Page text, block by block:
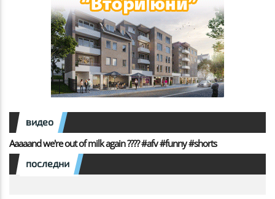
видео
Aaaaand we're out of milk again ???? #afv #funny #shorts
последни